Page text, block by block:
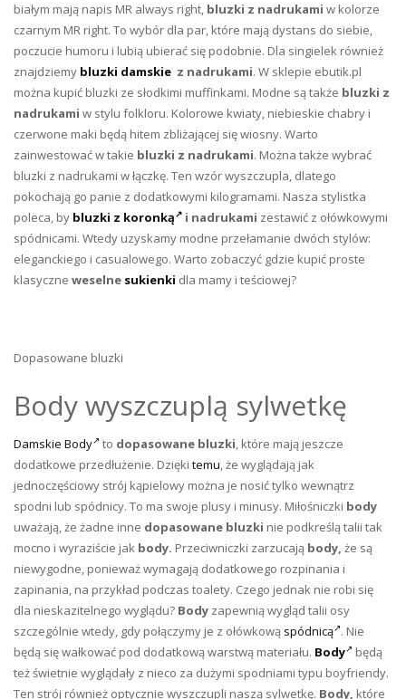
białym mają napis MR always right, bluzki z nadrukami w kolorze
czarnym MR right. To wybór dla par, które mają dystans do siebie,
poczucie humoru i lubią ubierać się podobnie. Dla singielek również
znajdziemy bluzki damskie z nadrukami. W sklepie ebutik.pl
można kupić bluzki ze słodkimi muffinkami. Modne są także bluzki z
nadrukami w stylu folkloru. Kolorowe kwiaty, niebieskie chabry i
czerwone maki będą hitem zbliżającej się wiosny. Warto
zainwestować w takie bluzki z nadrukami. Można także wybrać
bluzki z nadrukami w łączkę. Ten wzór wyszczupla, dlatego
pokochają go panie z dodatkowymi kilogramami. Nasza stylistka
poleca, by bluzki z koronką i nadrukami zestawić z ołówkowymi
spódnicami. Wtedy uzyskamy modne przełamanie dwóch stylów:
eleganckiego i casualowego. Warto zobaczyć gdzie kupić proste
klasyczne weselne sukienki dla mamy i teściowej?
Dopasowane bluzki
Body wyszczuplą sylwetkę
Damskie Body to dopasowane bluzki, które mają jeszcze
dodatkowe przedłużenie. Dzięki temu, że wyglądają jak
jednoczęściowy strój kąpielowy można je nosić tylko wewnątrz
spodni lub spódnicy. To ma swoje plusy i minusy. Miłośniczki body
uważają, że żadne inne dopasowane bluzki nie podkreślą talii tak
mocno i wyraziście jak body. Przeciwniczki zarzucają body, że są
niewygodne, ponieważ wymagają dodatkowego rozpinania i
zapinania, na przykład podczas toalety. Czego jednak nie robi się
dla nieskazitelnego wyglądu? Body zapewnią wygląd talii osy
szczególnie wtedy, gdy połączymy je z ołówkową spódnicą . Nie
będą się wałkować pod dodatkową warstwą materiału. Body
będą
też świetnie wyglądały z nieco za dużymi spodniami typu boyfriendy.
Ten strój również optycznie wyszczupli naszą sylwetkę. Body, które